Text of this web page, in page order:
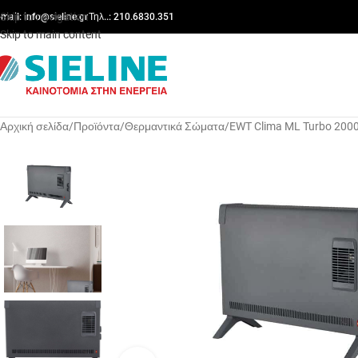
Skip to navigation
Skip to main content
mail:info@sieline.grΤηλ..: 210.6830.351
Αρχική σελίδα Προϊόντα Θερμαντικά Σώματα EWT Clima ML Turbo